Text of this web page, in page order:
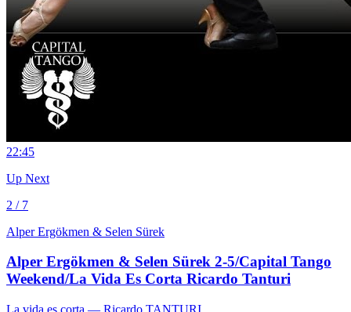
22:45
Up Next
2 / 7
Alper Ergökmen & Selen Sürek
Alper Ergökmen & Selen Sürek 2-5/Capital Tango
Weekend/La Vida Es Corta Ricardo Tanturi
La vida es corta — Ricardo TANTURI